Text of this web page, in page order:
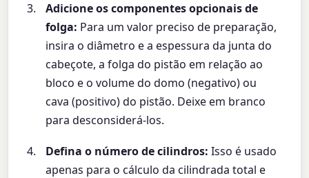
Adicione os componentes opcionais de
folga: Para um valor preciso de preparação,
insira o diâmetro e a espessura da junta do
cabeçote, a folga do pistão em relação ao
bloco e o volume do domo (negativo) ou
cava (positivo) do pistão. Deixe em branco
para desconsiderá-los.
Defina o número de cilindros: Isso é usado
apenas para o cálculo da cilindrada total e